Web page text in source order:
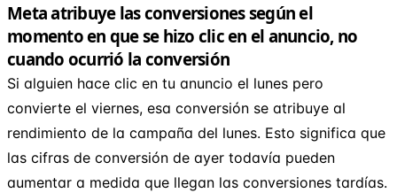
Meta atribuye las conversiones según el
momento en que se hizo clic en el anuncio, no
cuando ocurrió la conversión
Si alguien hace clic en tu anuncio el lunes pero
convierte el viernes, esa conversión se atribuye al
rendimiento de la campaña del lunes. Esto significa que
las cifras de conversión de ayer todavía pueden
aumentar a medida que llegan las conversiones tardías.